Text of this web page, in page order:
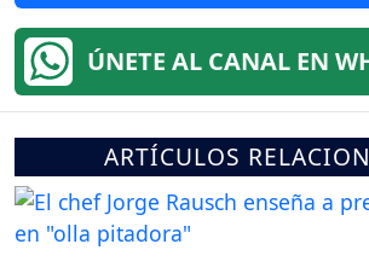
ÚNETE AL CANAL EN
ARTÍCULOS